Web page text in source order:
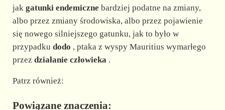
jak gatunki endemiczne bardziej podatne na zmiany,
albo przez zmiany środowiska, albo przez pojawienie
się nowego silniejszego gatunku, jak to było w
przypadku dodo , ptaka z wyspy Mauritius wymarłego
przez działanie człowieka .
Patrz również:
Powiązane znaczenia: